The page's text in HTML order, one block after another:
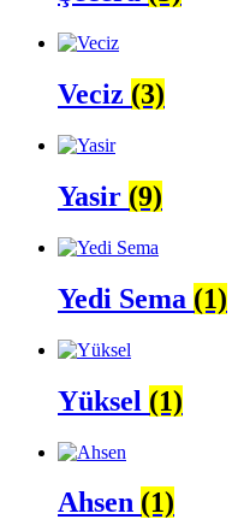
Veciz (3)
Yasir (9)
Yedi Sema (1)
Yüksel (1)
Ahsen (1)